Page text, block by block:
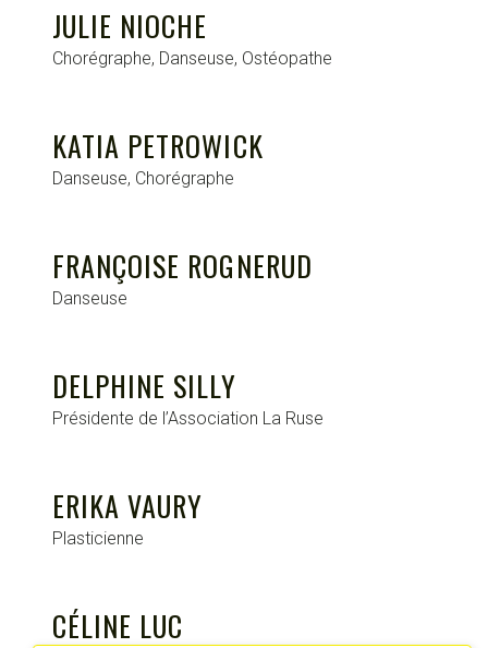
JULIE NIOCHE
Chorégraphe, Danseuse, Ostéopathe
KATIA PETROWICK
Danseuse, Chorégraphe
FRANÇOISE ROGNERUD
Danseuse
DELPHINE SILLY
Présidente de l’Association La Ruse
ERIKA VAURY
Plasticienne
CÉLINE LUC